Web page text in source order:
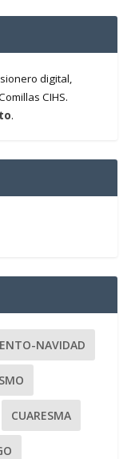
digital,
CIHS.
.
NAVIDAD
CUARESMA